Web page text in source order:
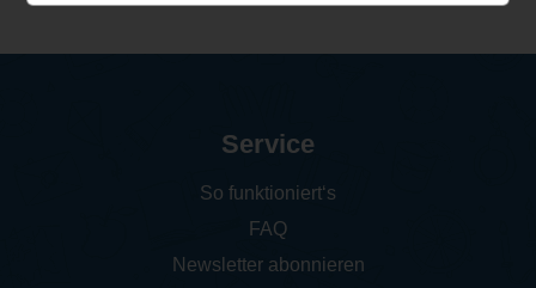
Service
So funktioniert‘s
FAQ
Newsletter abonnieren